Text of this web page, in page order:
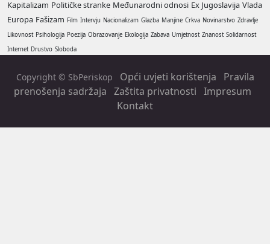
Kapitalizam Političke stranke Međunarodni odnosi Ex Jugoslavija Vlada
Europa Fašizam Film Intervju Nacionalizam Glazba Manjine Crkva Novinarstvo Zdravlje
Likovnost Psihologija Poezija Obrazovanje Ekologija Zabava Umjetnost Znanost Solidarnost
Internet Drustvo Sloboda
Copyright © SbPeriskop Opći uvjeti korištenja
Pravila
prenošenja sadržaja Zaštita privatnosti Impresum
Kontakt